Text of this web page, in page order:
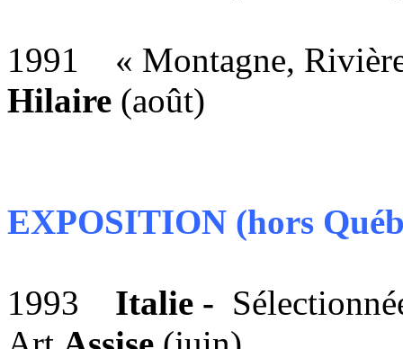
1991 « Montagne,
Hilaire (août)
EXPOSITION (hors
1993 Italie -